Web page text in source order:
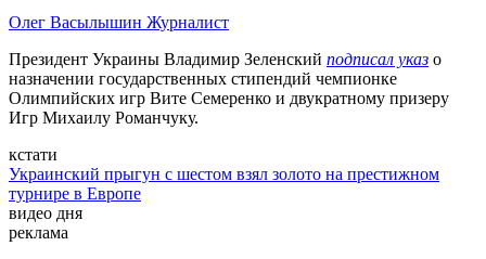
Олег Васылышин Журналист
Президент Украины Владимир Зеленский подписал указ о
назначении государственных стипендий чемпионке
Олимпийских игр Вите Семеренко и двукратному призеру
Игр Михаилу Романчуку.
кстати
Украинский прыгун с шестом взял золото на престижном
турнире в Европе
видео дня
реклама